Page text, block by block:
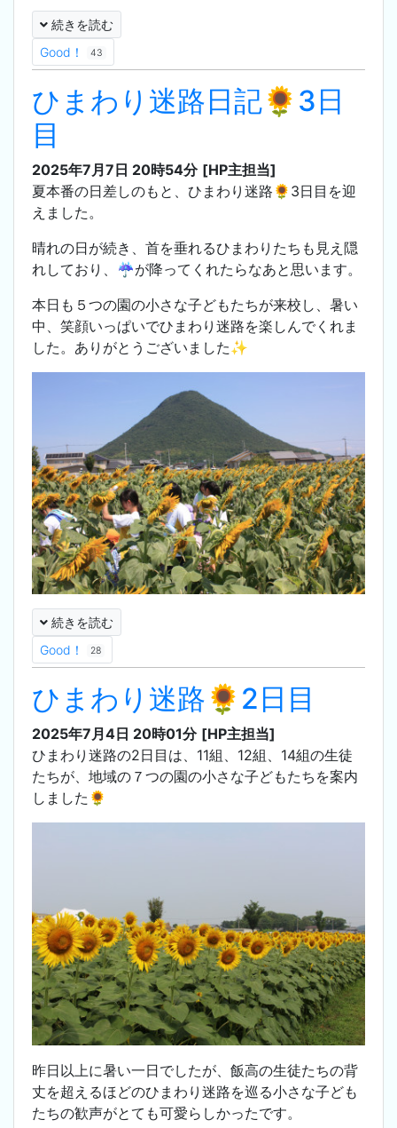
続きを読む
Good！
43
ひまわり迷路日記🌻3日
目
2025年7月7日 20時54分 [HP主担当]
夏本番の日差しのもと、ひまわり迷路🌻3日目を迎
えました。
晴れの日が続き、首を垂れるひまわりたちも見え隠
れしており、☔が降ってくれたらなあと思います。
本日も５つの園の小さな子どもたちが来校し、暑い
中、笑顔いっぱいでひまわり迷路を楽しんでくれま
した。ありがとうございました✨
続きを読む
Good！
28
ひまわり迷路🌻2日目
2025年7月4日 20時01分 [HP主担当]
ひまわり迷路の2日目は、11組、12組、14組の生徒
たちが、地域の７つの園の小さな子どもたちを案内
しました🌻
昨日以上に暑い一日でしたが、飯高の生徒たちの背
丈を超えるほどのひまわり迷路を巡る小さな子ども
たちの歓声がとても可愛らしかったです。